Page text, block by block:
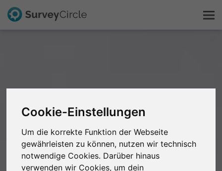
Cookie-Einstellungen
Um die korrekte Funktion der Webseite
gewährleisten zu können, nutzen wir technisch
notwendige Cookies. Darüber hinaus
verwenden wir Cookies, um dein
Forschung entdecken
FAQ
Kostenlos registrieren